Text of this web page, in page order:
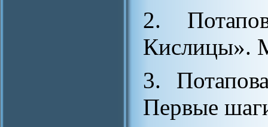
2.
Кислицы».
3.
Первые